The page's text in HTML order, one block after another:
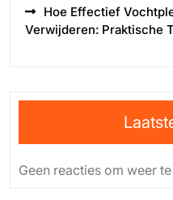
Hoe Effectief
Verwijderen: Praktische
Geen reacties om weer